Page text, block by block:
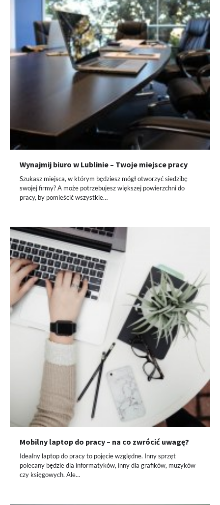
Wynajmij biuro w Lublinie – Twoje miejsce pracy
Szukasz miejsca, w którym będziesz mógł otworzyć siedzibę
swojej firmy? A może potrzebujesz większej powierzchni do
pracy, by pomieścić wszystkie…
Mobilny laptop do pracy – na co zwrócić uwagę?
Idealny laptop do pracy to pojęcie względne. Inny sprzęt
polecany będzie dla informatyków, inny dla grafików, muzyków
czy księgowych. Ale…